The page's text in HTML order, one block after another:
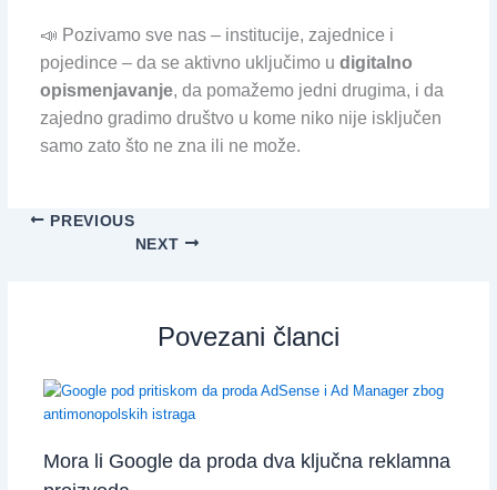
📣 Pozivamo sve nas – institucije, zajednice i
pojedince – da se aktivno uključimo u digitalno
opismenjavanje, da pomažemo jedni drugima, i da
zajedno gradimo društvo u kome niko nije isključen
samo zato što ne zna ili ne može.
PREVIOUS
NEXT
Povezani članci
Mora li Google da proda dva ključna reklamna